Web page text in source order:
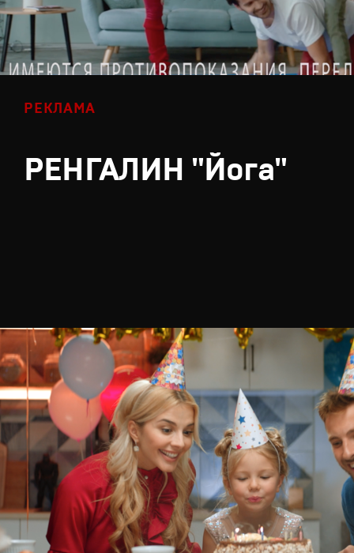
РЕКЛАМА
РЕНГАЛИН "Йога"